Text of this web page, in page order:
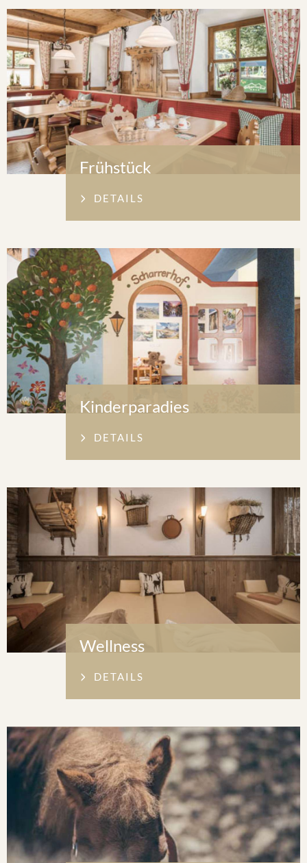
Frühstück
DETAILS
Kinderparadies
DETAILS
Wellness
DETAILS